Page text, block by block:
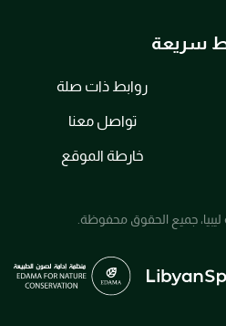
سريعة
روابط ذات صلة
تواصل معنا
خارطة الموقع